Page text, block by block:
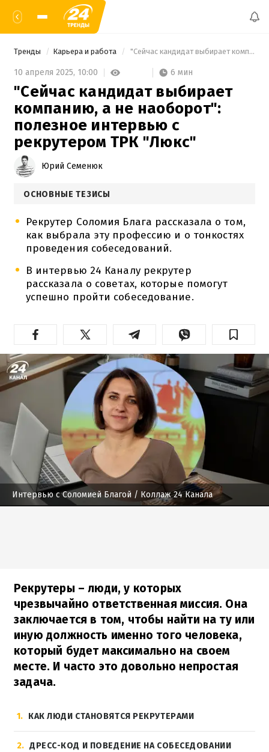
Тренды Карьера и работа "Сейчас кандидат выбирает компанию, а не наоборот": полезное интервью с рекрутером ТРК "Люкс"
10 апреля 2025, 10:00 6 мин
"Сейчас кандидат выбирает
компанию, а не наоборот":
полезное интервью с
рекрутером ТРК "Люкс"
Юрий Семенюк
ОСНОВНЫЕ ТЕЗИСЫ
Рекрутер Соломия Блага рассказала о том,
как выбрала эту профессию и о тонкостях
проведения собеседований.
В интервью 24 Каналу рекрутер
рассказала о советах, которые помогут
успешно пройти собеседование.
Интервью с Соломией Благой / Коллаж 24 Канала
Рекрутеры – люди, у которых
чрезвычайно ответственная миссия. Она
заключается в том, чтобы найти на ту или
иную должность именно того человека,
который будет максимально на своем
месте. И часто это довольно непростая
задача.
1 КАК ЛЮДИ СТАНОВЯТСЯ РЕКРУТЕРАМИ
2 ДРЕСС-КОД И ПОВЕДЕНИЕ НА СОБЕСЕДОВАНИИ